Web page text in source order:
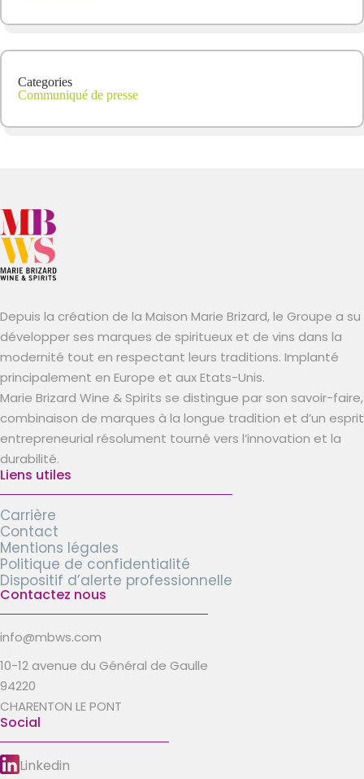
Categories
Communiqué de presse
Depuis la création de la Maison Marie Brizard, le Groupe a su
développer ses marques de spiritueux et de vins dans la
modernité tout en respectant leurs traditions. Implanté
principalement en Europe et aux Etats-Unis.
Marie Brizard Wine & Spirits se distingue par son savoir-faire,
combinaison de marques à la longue tradition et d’un esprit
entrepreneurial résolument tourné vers l’innovation et la
durabilité.
Liens utiles
Carrière
Contact
Mentions légales
Politique de confidentialité
Dispositif d’alerte professionnelle
Contactez nous
info@mbws.com
10-12 avenue du Général de Gaulle
94220
CHARENTON LE PONT
Social
Linkedin